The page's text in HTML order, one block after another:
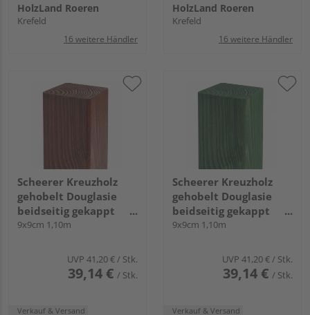
HolzLand Roeren
Krefeld
16 weitere Händler
HolzLand Roeren
Krefeld
16 weitere Händler
Scheerer Kreuzholz
gehobelt Douglasie
beidseitig gekappt
transparent lasiert -
9x9cm 1,10m
UVP 41,20 €/ Stk.
39,14 € / Stk.
Verkauf & Versand
Scheerer Kreuzholz
gehobelt Douglasie
beidseitig gekappt
transparent lasiert -
9x9cm 1,10m
UVP 41,20 €/ Stk.
39,14 € / Stk.
Verkauf & Versand